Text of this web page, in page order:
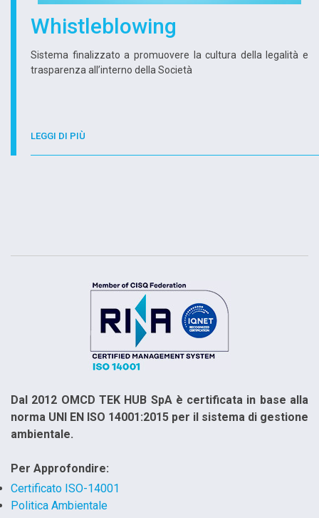
Whistleblowing
Sistema finalizzato a promuovere la cultura della legalità e
trasparenza all’interno della Società
LEGGI DI PIÙ
Dal 2012 OMCD TEK HUB SpA è certificata in base alla
norma UNI EN ISO 14001:2015 per il sistema di gestione
ambientale.
Per Approfondire:
Certificato ISO-14001
Politica Ambientale